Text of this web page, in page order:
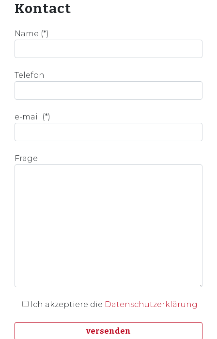
Kontact
Name (*)
Telefon
e-mail (*)
Frage
Ich akzeptiere die Datenschutzerklärung